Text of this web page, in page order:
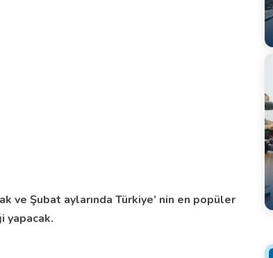
ve Şubat aylarında Türkiye’ nin en popüler
yapacak.